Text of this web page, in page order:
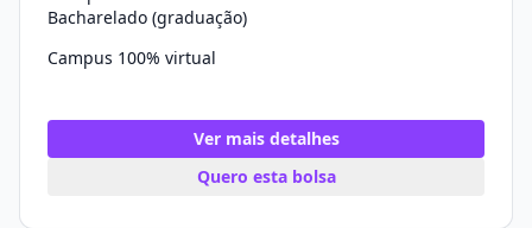
Bacharelado (graduação)
Campus 100% virtual
Ver mais detalhes
Quero esta bolsa